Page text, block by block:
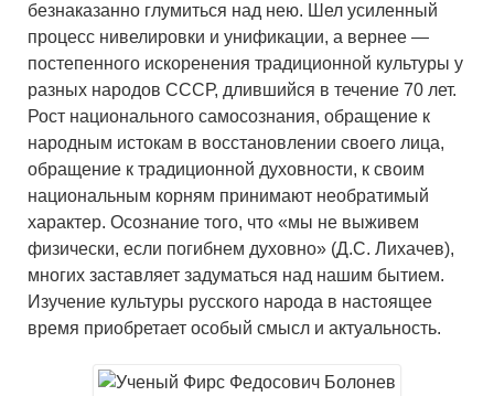
безнаказанно глумиться над нею. Шел усиленный
процесс нивелировки и унификации, а вернее —
постепенного искоренения традиционной культуры у
разных народов СССР, длившийся в течение 70 лет.
Рост национального самосознания, обращение к
народным истокам в восстановлении своего лица,
обращение к традиционной духовности, к своим
национальным корням принимают необратимый
характер. Осознание того, что «мы не выживем
физически, если погибнем духовно» (Д.С. Лихачев),
многих заставляет задуматься над нашим бытием.
Изучение культуры русского народа в настоящее
время приобретает особый смысл и актуальность.